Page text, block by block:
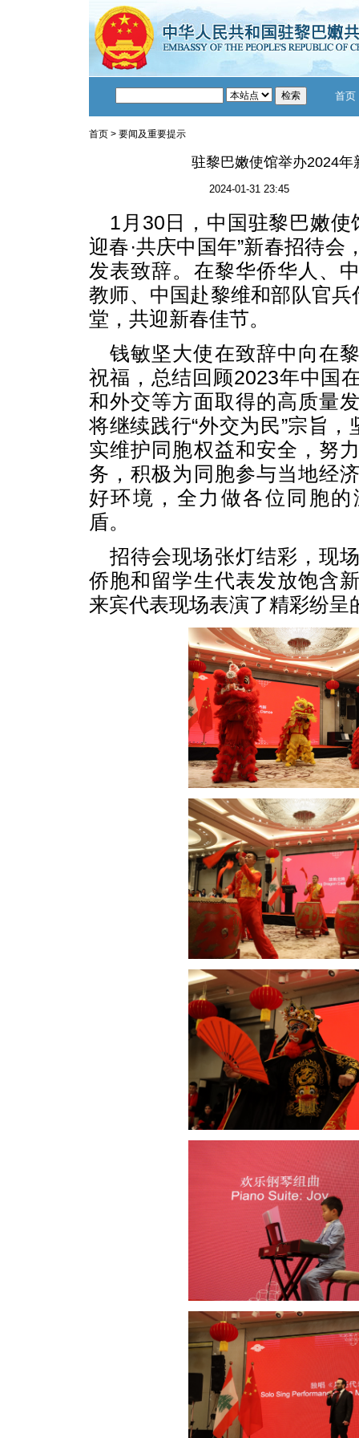
首页
首页 > 要闻及重要提示
驻黎巴嫩使馆举办2024年
2024-01-31 23:45
1月30日，中国驻黎巴嫩使
迎春·共庆中国年”新春招待会
发表致辞。在黎华侨华人、
教师、中国赴黎维和部队官
堂，共迎新春佳节。
钱敏坚大使在致辞中向在
祝福，总结回顾2023年中国
和外交等方面取得的高质量
将继续践行“外交为民”宗旨，
实维护同胞权益和安全，努
务，积极为同胞参与当地经
好环境，全力做各位同胞
盾。
招待会现场张灯结彩，现
侨胞和留学生代表发放饱含
来宾代表现场表演了精彩纷呈